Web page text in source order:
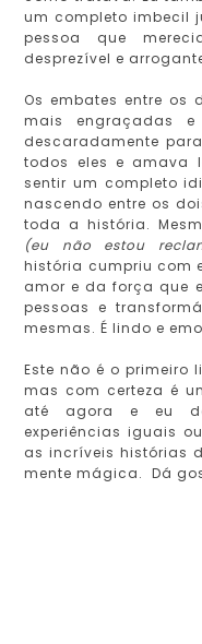
um completo imbecil
pessoa que
desprezível e
Os embates entre os
mais engraçadas
descaradamente
todos eles e amava
sentir um completo
nascendo entre os
toda a história.
(eu não estou
história cumpriu com
amor e da força que
pessoas e
mesmas. É lindo e
Este não é o primeiro
mas com certeza é
até agora e eu
experiências iguais
as incríveis histórias
mente mágica. Dá